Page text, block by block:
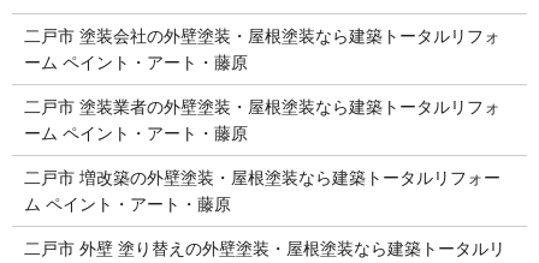
二戸市 塗装会社の外壁塗装・屋根塗装なら建築トータルリフォ
ーム ペイント・アート・藤原
二戸市 塗装業者の外壁塗装・屋根塗装なら建築トータルリフォ
ーム ペイント・アート・藤原
二戸市 増改築の外壁塗装・屋根塗装なら建築トータルリフォー
ム ペイント・アート・藤原
二戸市 外壁 塗り替えの外壁塗装・屋根塗装なら建築トータルリ